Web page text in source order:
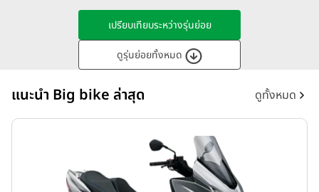
เปรียบเทียบระหว่างรุ่นย่อย
ดูรุ่นย่อยทั้งหมด
แนะนำ Big bike ล่าสุด ดูทั้งหมด